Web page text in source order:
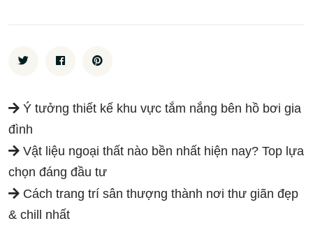
Ý tưởng thiết kế khu vực tắm nắng bên hồ bơi gia
đình
Vật liệu ngoại thất nào bền nhất hiện nay? Top lựa
chọn đáng đầu tư
Cách trang trí sân thượng thành nơi thư giãn đẹp
& chill nhất